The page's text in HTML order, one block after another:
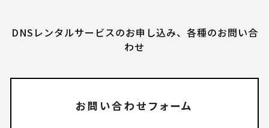
DNSレンタルサービスのお申し込み、各種のお問い合
わせ
お問い合わせフォーム